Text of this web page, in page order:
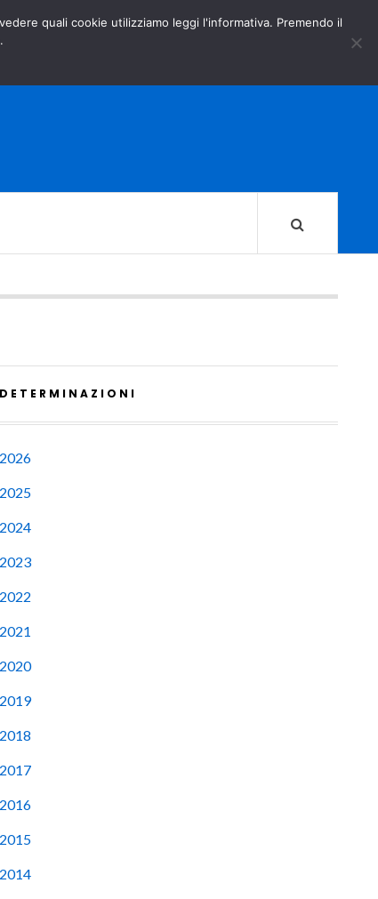
MINISTERO DELL’INTERNO
GOVERNO.IT
DETERMINAZIONI
2026
2025
2024
2023
2022
2021
2020
2019
2018
2017
2016
2015
2014
quali cookie utilizziamo leggi l'informativa. Premendo il